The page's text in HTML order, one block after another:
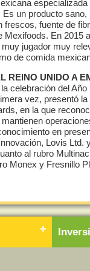
un producto
frescos, fuente de
Mexifoods. En 2015
jugador muy
de comida
REINO UNIDO A
celebración del
vez, presentó
en la que
en
Lovis
al rubro
Monex y Fresnillo